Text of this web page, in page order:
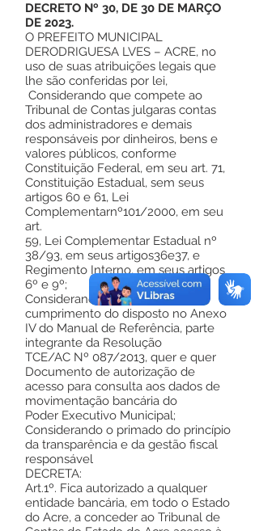
DECRETO Nº 30, DE 30 DE MARÇO
DE 2023.
O PREFEITO MUNICIPAL
DERODRIGUESA LVES – ACRE, no
uso de suas atribuições legais que
lhe são conferidas por lei,
Considerando que compete ao
Tribunal de Contas julgaras contas
dos administradores e demais
responsáveis por dinheiros, bens e
valores públicos, conforme
Constituição Federal, em seu art. 71,
Constituição Estadual, sem seus
artigos 60 e 61, Lei
Complementarnº101/2000, em seu
art.
59, Lei Complementar Estadual nº
38/93, em seus artigos36e37, e
Regimento Interno, em seus artigos
6º e 9º;
Considerando a necessidade de
cumprimento do disposto no Anexo
IV do Manual de Referência, parte
integrante da Resolução
TCE/AC Nº 087/2013, quer e quer
Documento de autorização de
acesso para consulta aos dados de
movimentação bancária do
Poder Executivo Municipal;
Considerando o primado do princípio
da transparência e da gestão fiscal
responsável
DECRETA:
Art.1º. Fica autorizado a qualquer
entidade bancária, em todo o Estado
do Acre, a conceder ao Tribunal de